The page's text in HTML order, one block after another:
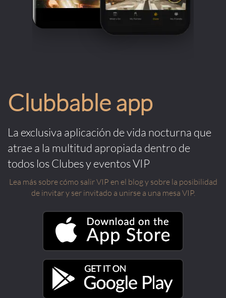
Clubbable app
La exclusiva aplicación de vida nocturna que
atrae a la multitud apropiada dentro de
todos los Clubes y eventos VIP
Lea más sobre cómo salir VIP en el blog y sobre la posibilidad
de invitar y ser invitado a unirse a una mesa VIP.